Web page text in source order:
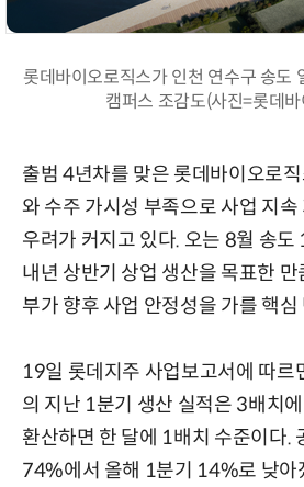
롯데바이오로직스가 인천 연수구 송도
캠퍼스 조감도(사진=롯데
출범 4년차를 맞은 롯데바이오로
와 수주 가시성 부족으로 사업 지
우려가 커지고 있다. 오는 8월 송도
내년 상반기 상업 생산을 목표한 만
부가 향후 사업 안정성을 가를 핵
19일 롯데지주 사업보고서에 따르
의 지난 1분기 생산 실적은 3배치
환산하면 한 달에 1배치 수준이다.
74%에서 올해 1분기 14%로 낮아